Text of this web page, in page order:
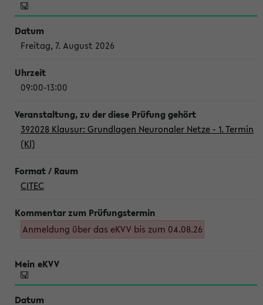
Freitag, 7. August 2026
09:00-13:00
392028 Klausur: Grundlagen Neuronaler Netze - 1. Termin
(Kl)
CITEC
Anmeldung über das eKVV bis zum 04.08.26